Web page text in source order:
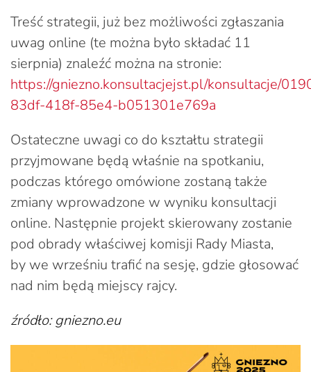
Treść strategii, już bez możliwości zgłaszania
uwag online (te można było składać 11
sierpnia) znaleźć można na stronie:
https://gniezno.konsultacjejst.pl/konsultacje/
83df-418f-85e4-b051301e769a
Ostateczne uwagi co do kształtu strategii
przyjmowane będą właśnie na spotkaniu,
podczas którego omówione zostaną także
zmiany wprowadzone w wyniku konsultacji
online. Następnie projekt skierowany zostanie
pod obrady właściwej komisji Rady Miasta,
by we wrześniu trafić na sesję, gdzie głosować
nad nim będą miejscy rajcy.
źródło: gniezno.eu